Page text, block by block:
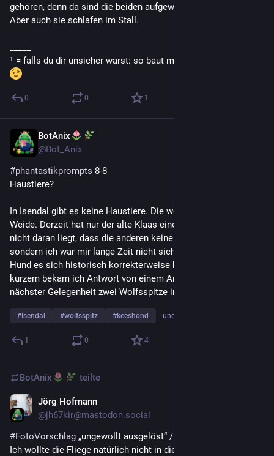
gehören, denn da sind die beiden aufgewachsen¹.
Aber auch sie schlafen im Stall.
¹ = falls du dir unsicher warst: so baut man einen Kettensatz
0 0 1
BotAnix
@Bot_Anix
#phantastikprompts 8-8
Haustiere?
In Isendal gibt es keine Haustiere. Die wohnen im Stall/auf der
Weide. Derzeit hat nur der alte Klaas einen Hund (Anka), was
nicht daran liegt, dass die anderen keine Hunde mögen,
sondern ich war mir lange Zeit nicht sicher, um welche Art
Hund es sich historisch korrekterweise handeln kann. Vor
kurzem bekam ich Antwort von einem Archehof und werde bei
nächster Gelegenheit zwei Wolfsspitze in mehrjährige →
#Isendal #wolfsspitz #keeshond … und 1 weiterer
1 0 4
BotAnix teilte
Jörg Hofmann
@jh67kir@mastodon.social
#FotoVorschlag „ungewollt ausgelöst“ / unintentionally
Ich wollte die Fliege natürlich nicht in diesem peinlichen